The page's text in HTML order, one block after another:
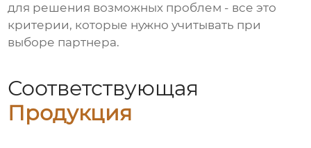
для решения возможных проблем - все это
критерии, которые нужно учитывать при
выборе партнера.
Соответствующая
Продукция